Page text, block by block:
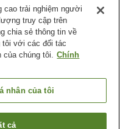
sục
hơi
cao trải nghiệm người
truy cập trên
chia sẻ thông tin về
tôi với các đối tác
của chúng tôi. Chính
nhân của tôi
cả